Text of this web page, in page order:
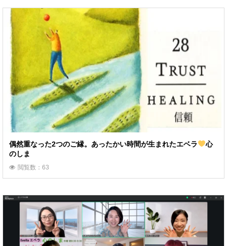
偶然重なった2つのご縁。あったかい時間が生まれたエベラ
心
のしま
閲覧数：63